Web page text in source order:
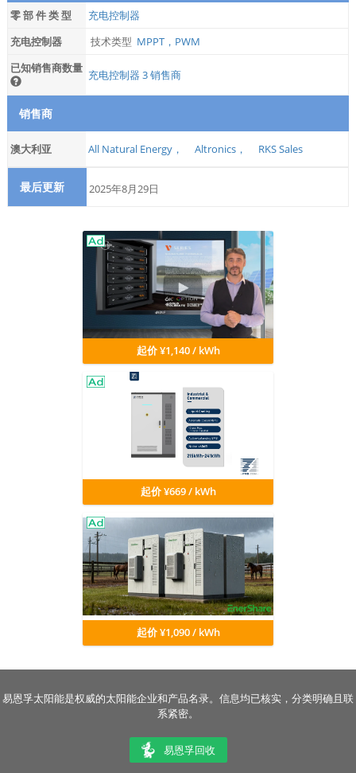
零 部 件 类 型
充电控制器
充电控制器
技术类型 MPPT，PWM
已知销售商数量 充电控制器 3 销售商
销售商
澳大利亚 All Natural Energy， Altronics， RKS Sales
最后更新 2025年8月29日
起价 ¥1,140 / kWh
起价 ¥669 / kWh
起价 ¥1,090 / kWh
易恩孚太阳能是权威的太阳能企业和产品名录。信息均已核实，分类明确且联
系紧密。
易恩孚回收